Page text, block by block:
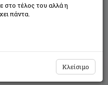
Η τιμή μας:
Δεν υπάρχει δυνατότητα παραγγελίας
στο τέλος του αλλά η
πάντα.
Κλείσιμο